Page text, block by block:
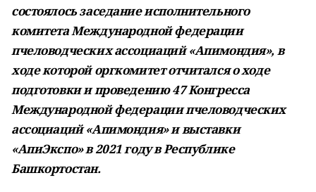
состоялось заседание исполнительного
комитета Международной федерации
пчеловодческих ассоциаций «Апимондия», в
ходе которой оргкомитет отчитался о ходе
подготовки и проведению 47 Конгресса
Международной федерации пчеловодческих
ассоциаций «Апимондия» и выставки
«АпиЭкспо» в 2021 году в Республике
Башкортостан.